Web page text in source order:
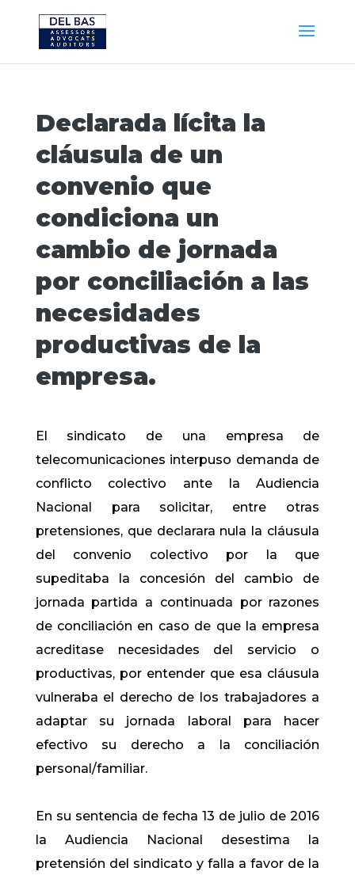
Declarada lícita la
cláusula de un
convenio que
condiciona un
cambio de jornada
por conciliación a las
necesidades
productivas de la
empresa.
El sindicato de una empresa de
telecomunicaciones interpuso demanda de
conflicto colectivo ante la Audiencia
Nacional para solicitar, entre otras
pretensiones, que declarara nula la cláusula
del convenio colectivo por la que
supeditaba la concesión del cambio de
jornada partida a continuada por razones
de conciliación en caso de que la empresa
acreditase necesidades del servicio o
productivas, por entender que esa cláusula
vulneraba el derecho de los trabajadores a
adaptar su jornada laboral para hacer
efectivo su derecho a la conciliación
personal/familiar.
En su sentencia de fecha 13 de julio de 2016
la Audiencia Nacional desestima la
pretensión del sindicato y falla a favor de la